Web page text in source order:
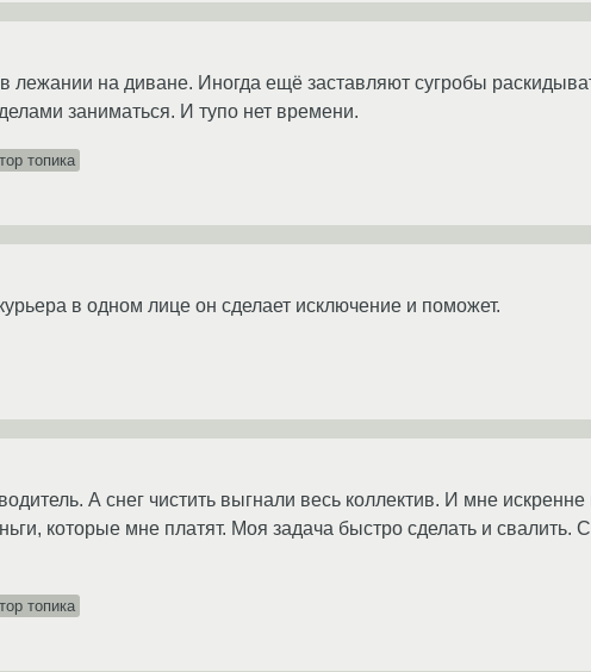
лежании на диване. Иногда ещё заставляют сугробы
заниматься. И тупо нет времени.
топика
в одном лице он сделает исключение и поможет.
А снег чистить выгнали весь коллектив. И мне искренне
которые мне платят. Моя задача быстро сделать и свалить.
топика